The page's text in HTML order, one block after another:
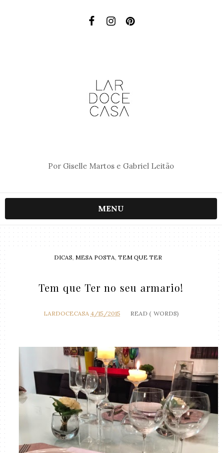
Por Giselle Martos e Gabriel Leitão
MENU
DICAS, MESA POSTA, TEM QUE TER
Tem que Ter no seu armario!
LARDOCECASA 4/15/2015 READ ( WORDS)